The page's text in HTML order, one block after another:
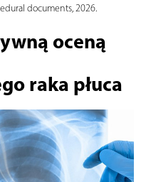
documents, 2026.
oceną
raka płuca